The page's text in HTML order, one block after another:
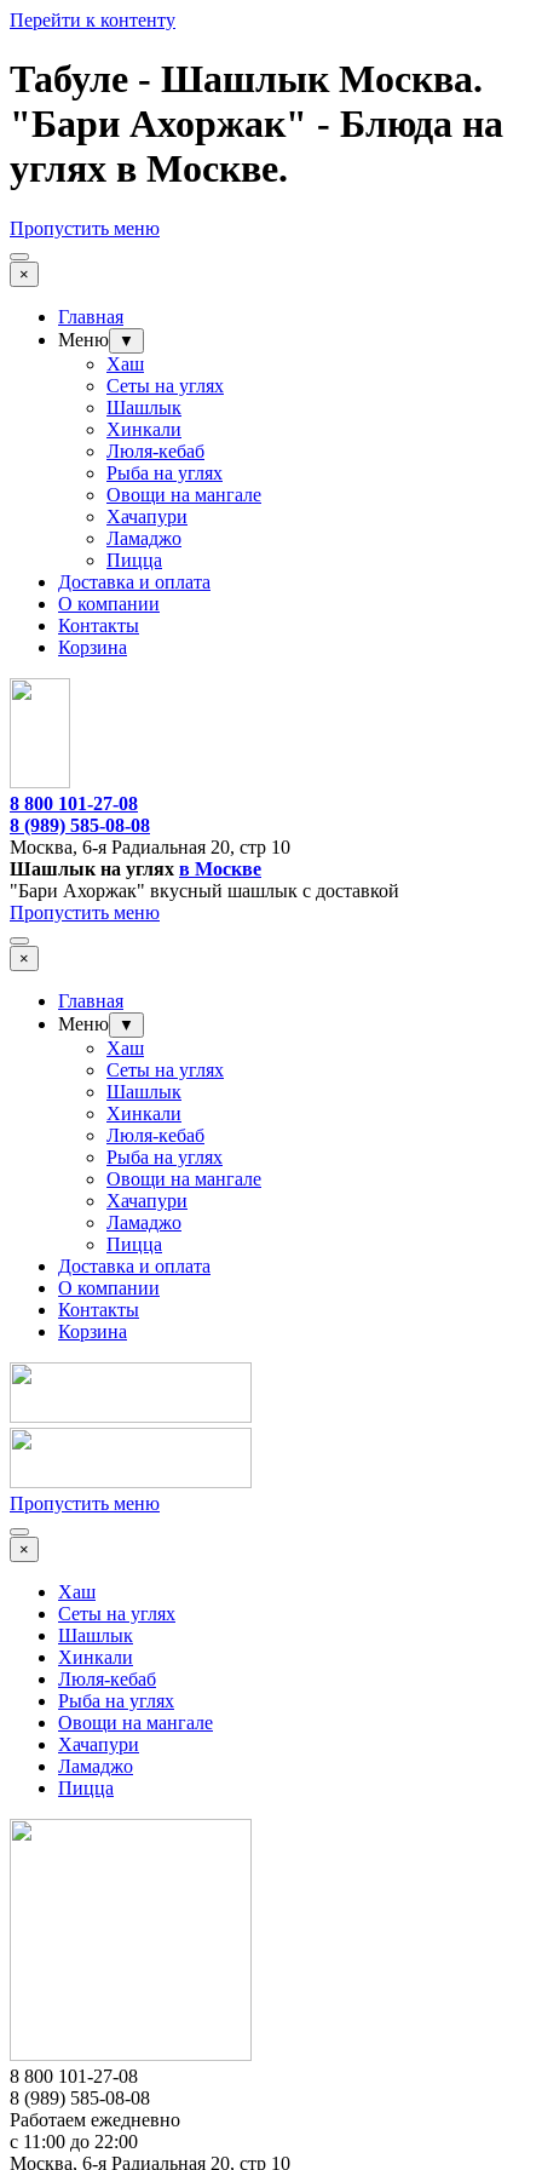
Перейти к контенту
Табуле - Шашлык Москва.
"Бари Ахоржак" - Блюда на
углях в Москве.
Пропустить меню
×
Главная
Меню
▼
Хаш
Сеты на углях
Шашлык
Хинкали
Люля-кебаб
Рыба на углях
Овощи на мангале
Хачапури
Ламаджо
Пицца
Доставка и оплата
О компании
Контакты
Корзина
8 800 101-27-08
8 (989) 585-08-08
Москва, 6-я Радиальная 20, стр 10
Шашлык на углях в Москве
"Бари Ахоржак" вкусный шашлык с доставкой
Пропустить меню
×
Главная
Меню
▼
Хаш
Сеты на углях
Шашлык
Хинкали
Люля-кебаб
Рыба на углях
Овощи на мангале
Хачапури
Ламаджо
Пицца
Доставка и оплата
О компании
Контакты
Корзина
Пропустить меню
×
Хаш
Сеты на углях
Шашлык
Хинкали
Люля-кебаб
Рыба на углях
Овощи на мангале
Хачапури
Ламаджо
Пицца
8 800 101-27-08
8 (989) 585-08-08
Работаем ежедневно
с 11:00 до 22:00
Москва, 6-я Радиальная 20, стр 10